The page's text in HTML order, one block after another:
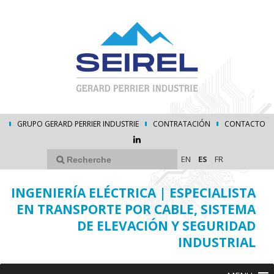
GRUPO GERARD PERRIER INDUSTRIE CONTRATACIÓN CONTACTO
EN ES FR
INGENIERÍA ELÉCTRICA | ESPECIALISTA
EN TRANSPORTE POR CABLE, SISTEMA
DE ELEVACIÓN Y SEGURIDAD
INDUSTRIAL